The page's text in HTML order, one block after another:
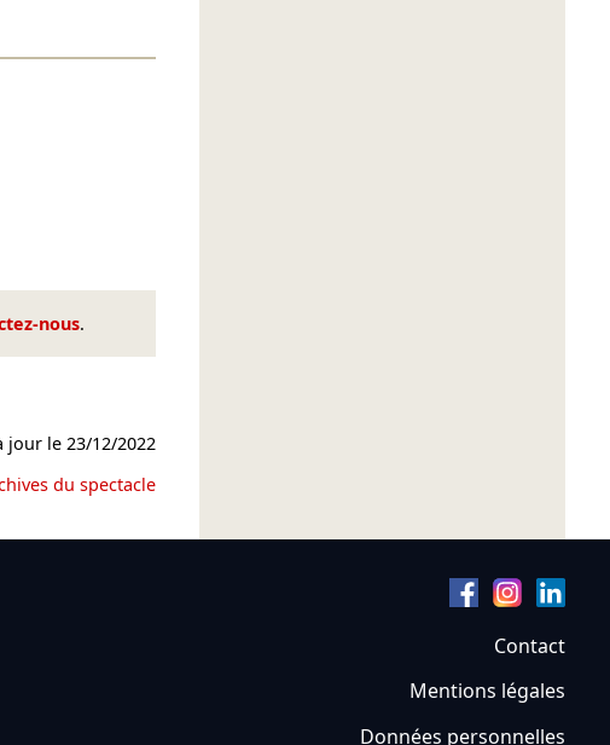
nous.
jour le23/12/2022
du spectacle
Contact
Mentions légales
Données personnelles